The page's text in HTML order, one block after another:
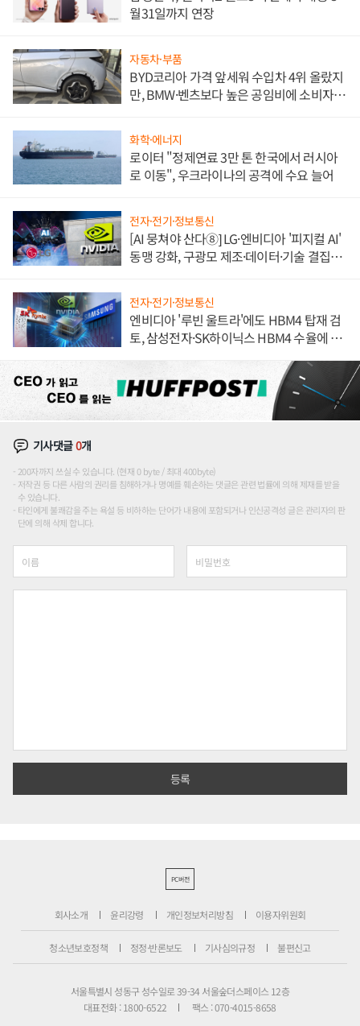
월31일까지 연장
자동차·부품
BYD코리아 가격 앞세워 수입차 4위 올랐지
만, BMW·벤츠보다 높은 공임비에 소비자
화학·에너지
로이터 "정제연료 3만 톤 한국에서 러시아
로 이동", 우크라이나의 공격에 수요 늘어
전자·전기·정보통신
[AI 뭉쳐야 산다⑧] LG·엔비디아 '피지컬 AI'
동맹 강화, 구광모 제조·데이터·기술 결집
전자·전기·정보통신
엔비디아 '루빈 울트라'에도 HBM4 탑재 검
토, 삼성전자·SK하이닉스 HBM4 수율에 주
기사댓글0개
200자까지 쓰실 수 있습니다. (현재 0 byte / 최대 400byte)
저작권 등 다른 사람의 권리를 침해하거나 명예를 훼손하는 댓글은 관련 법률에 의해 제재를 받을
수 있습니다.
타인에게 불쾌감을 주는 욕설 등 비하하는 단어가 내용에 포함되거나 인신공격성 글은 관리자의 판
단에 의해 삭제 합니다.
PC버전
회사소개 윤리강령 개인정보처리방침 이용자위원회
청소년보호정책 정정·반론보도 기사심의규정 불편신고
서울특별시 성동구 성수일로 39-34 서울숲더스페이스 12층
대표전화 : 1800-6522
팩스 : 070-4015-8658